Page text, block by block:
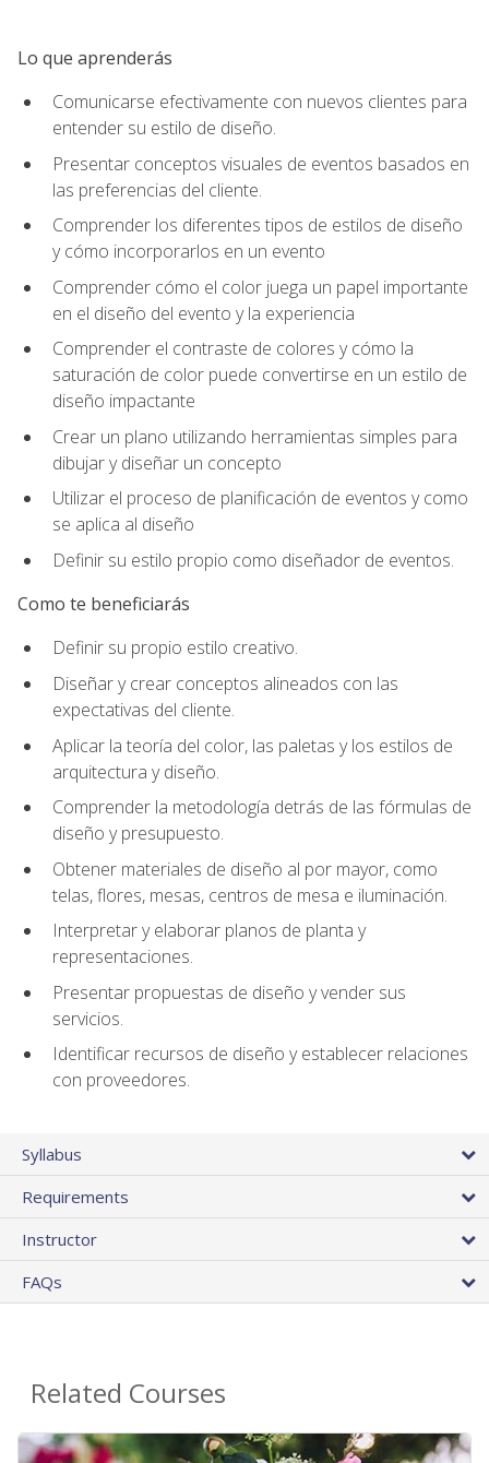
Lo que aprenderás
Comunicarse efectivamente con nuevos clientes para
entender su estilo de diseño.
Presentar conceptos visuales de eventos basados en
las preferencias del cliente.
Comprender los diferentes tipos de estilos de diseño
y cómo incorporarlos en un evento
Comprender cómo el color juega un papel importante
en el diseño del evento y la experiencia
Comprender el contraste de colores y cómo la
saturación de color puede convertirse en un estilo de
diseño impactante
Crear un plano utilizando herramientas simples para
dibujar y diseñar un concepto
Utilizar el proceso de planificación de eventos y como
se aplica al diseño
Definir su estilo propio como diseñador de eventos.
Como te beneficiarás
Definir su propio estilo creativo.
Diseñar y crear conceptos alineados con las
expectativas del cliente.
Aplicar la teoría del color, las paletas y los estilos de
arquitectura y diseño.
Comprender la metodología detrás de las fórmulas de
diseño y presupuesto.
Obtener materiales de diseño al por mayor, como
telas, flores, mesas, centros de mesa e iluminación.
Interpretar y elaborar planos de planta y
representaciones.
Presentar propuestas de diseño y vender sus
servicios.
Identificar recursos de diseño y establecer relaciones
con proveedores.
Syllabus
Requirements
Instructor
FAQs
Related Courses